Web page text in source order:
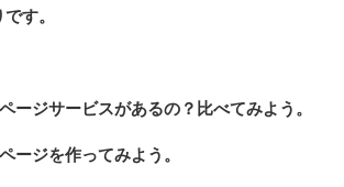
す。
ジサービスがあるの？比べてみよう。
ジを作ってみよう。